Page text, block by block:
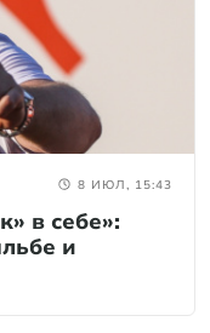
8 ИЮЛ, 15:43
в себе»:
и